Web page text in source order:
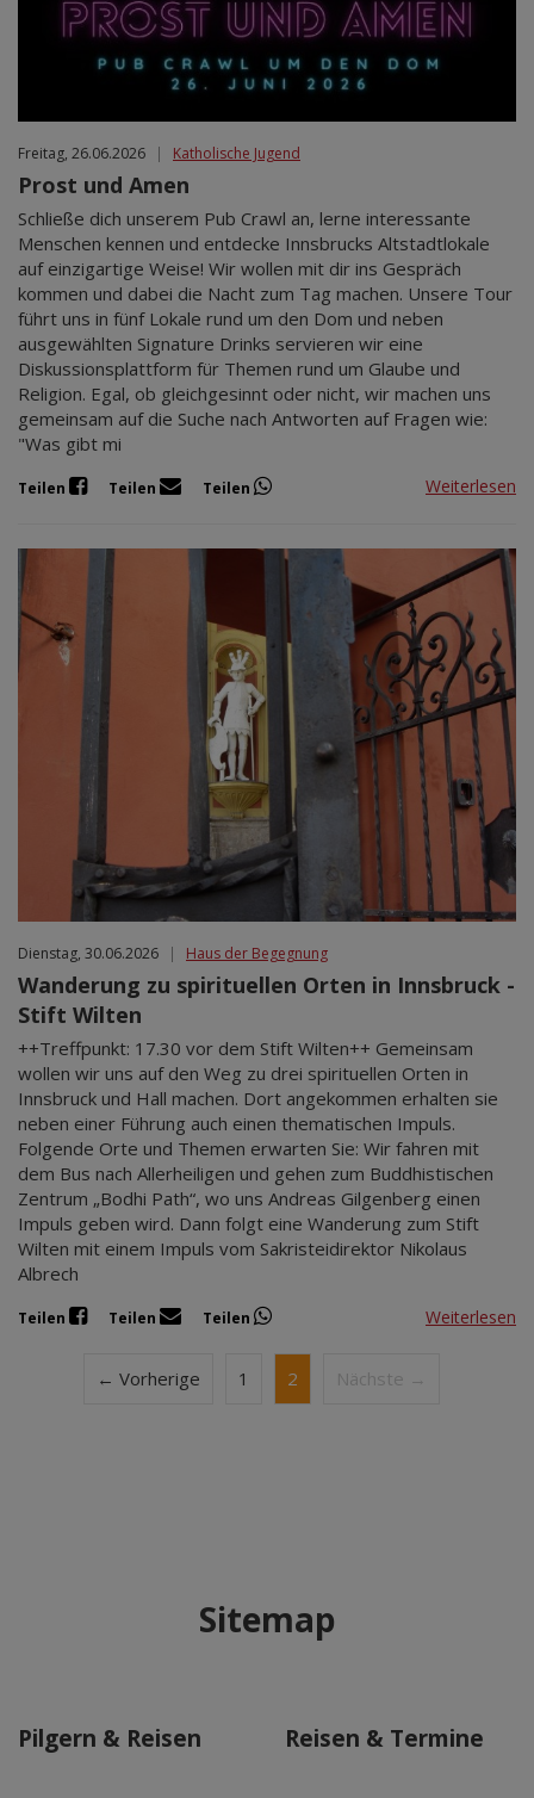
Freitag, 26.06.2026 | Katholische Jugend
Prost und Amen
Schließe dich unserem Pub Crawl an, lerne interessante
Menschen kennen und entdecke Innsbrucks Altstadtlokale
auf einzigartige Weise! Wir wollen mit dir ins Gespräch
kommen und dabei die Nacht zum Tag machen. Unsere Tour
führt uns in fünf Lokale rund um den Dom und neben
ausgewählten Signature Drinks servieren wir eine
Diskussionsplattform für Themen rund um Glaube und
Religion. Egal, ob gleichgesinnt oder nicht, wir machen uns
gemeinsam auf die Suche nach Antworten auf Fragen wie:
"Was gibt mi
Teilen Teilen Teilen Weiterlesen
Dienstag, 30.06.2026 Haus der Begegnung
Wanderung zu spirituellen Orten in Innsbruck -
Stift Wilten
++Treffpunkt: 17.30 vor dem Stift Wilten++ Gemeinsam
wollen wir uns auf den Weg zu drei spirituellen Orten in
Innsbruck und Hall machen. Dort angekommen erhalten sie
neben einer Führung auch einen thematischen Impuls.
Folgende Orte und Themen erwarten Sie: Wir fahren mit
dem Bus nach Allerheiligen und gehen zum Buddhistischen
Zentrum „Bodhi Path“, wo uns Andreas Gilgenberg einen
Impuls geben wird. Dann folgt eine Wanderung zum Stift
Wilten mit einem Impuls vom Sakristeidirektor Nikolaus
Albrech
Teilen Teilen Teilen Weiterlesen
← Vorherige 1 2 Nächste →
Sitemap
Pilgern & Reisen Reisen & Termine